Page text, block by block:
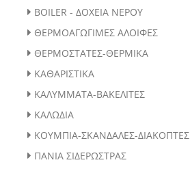
BOILER - ΔΟΧΕΙΑ ΝΕΡΟΥ
ΘΕΡΜΟΑΓΩΓΙΜΕΣ ΑΛΟΙΦΕΣ
ΘΕΡΜΟΣΤΑΤΕΣ-ΘΕΡΜΙΚΑ
ΚΑΘΑΡΙΣΤΙΚΑ
ΚΑΛΥΜΜΑΤΑ-ΒΑΚΕΛΙΤΕΣ
ΚΑΛΩΔΙΑ
ΚΟΥΜΠΙΑ-ΣΚΑΝΔΑΛΕΣ-ΔΙΑΚΟΠΤΕΣ
ΠΑΝΙΑ ΣΙΔΕΡΩΣΤΡΑΣ